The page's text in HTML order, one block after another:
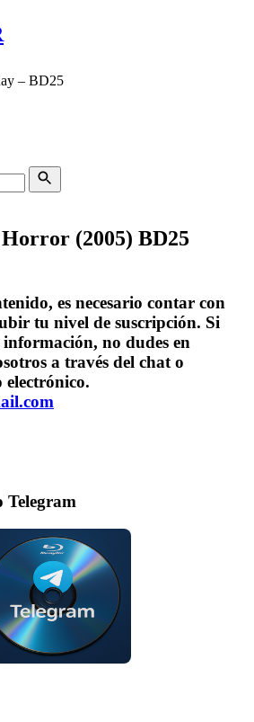
– BD25
(2005) BD25
es necesario contar con
tu nivel de suscripción. Si
información, no dudes en
a través del chat o
Telegram